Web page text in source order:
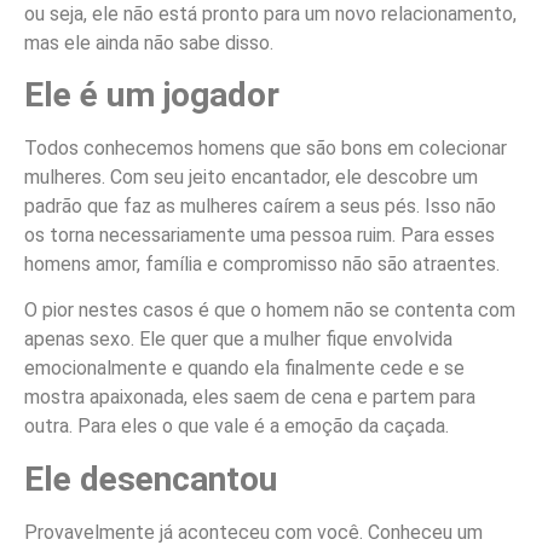
ou seja, ele não está pronto para um novo relacionamento,
mas ele ainda não sabe disso.
Ele é um jogador
Todos conhecemos homens que são bons em colecionar
mulheres. Com seu jeito encantador, ele descobre um
padrão que faz as mulheres caírem a seus pés. Isso não
os torna necessariamente uma pessoa ruim. Para esses
homens amor, família e compromisso não são atraentes.
O pior nestes casos é que o homem não se contenta com
apenas sexo. Ele quer que a mulher fique envolvida
emocionalmente e quando ela finalmente cede e se
mostra apaixonada, eles saem de cena e partem para
outra. Para eles o que vale é a emoção da caçada.
Ele desencantou
Provavelmente já aconteceu com você. Conheceu um